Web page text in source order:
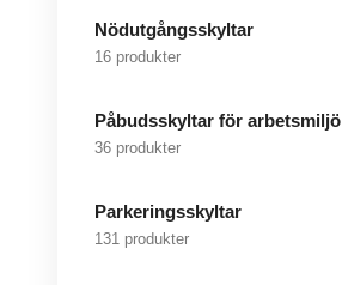
Nödutgångsskyltar
16 produkter
Påbudsskyltar för arbetsmiljö
36 produkter
Parkeringsskyltar
131 produkter